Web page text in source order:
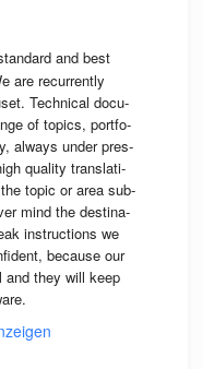
and best
are recur­rently
Tech­ni­cal docu­
of topics, port­fo­
always under pres­
qua­lity trans­la­ti­
topic or area sub­
mind the desti­na­
instruc­tions we
because our
and they will keep